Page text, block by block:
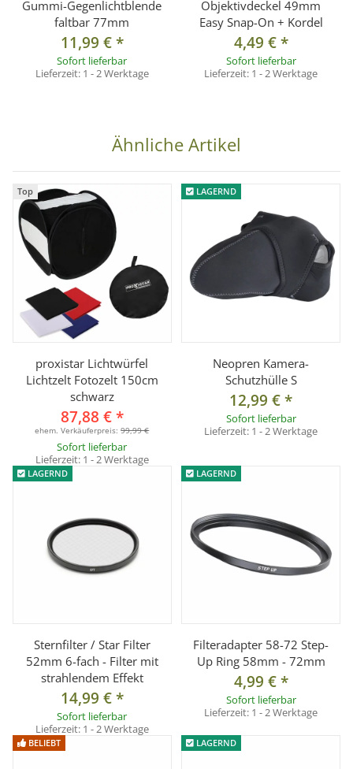
Gummi-Gegenlichtblende
faltbar 77mm
11,99 €*
Sofort lieferbar
Lieferzeit: 1 - 2 Werktage
Objektivdeckel 49mm
Easy Snap-On + Kordel
4,49 €*
Sofort lieferbar
Lieferzeit: 1 - 2 Werktage
Ähnliche Artikel
Top
proxistar Lichtwürfel
Lichtzelt Fotozelt 150cm
schwarz
87,88 €*
ehem. Verkäuferpreis:99,99 €
Sofort lieferbar
Lieferzeit: 1 - 2 Werktage
LAGERND
Neopren Kamera-
Schutzhülle S
12,99 €*
Sofort lieferbar
Lieferzeit: 1 - 2 Werktage
LAGERND
Sternfilter / Star Filter
52mm 6-fach - Filter mit
strahlendem Effekt
14,99 €*
Sofort lieferbar
Lieferzeit: 1 - 2 Werktage
LAGERND
Filteradapter 58-72 Step-
Up Ring 58mm - 72mm
4,99 €*
Sofort lieferbar
Lieferzeit: 1 - 2 Werktage
BELIEBT LAGERND